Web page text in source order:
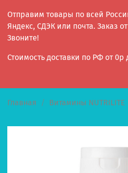
Отправим товары по всей
Яндекс, СДЭК или почта. Заказ
Звоните!
Стоимость доставки по РФ от 0р
Главная Витамины NUTRILITE